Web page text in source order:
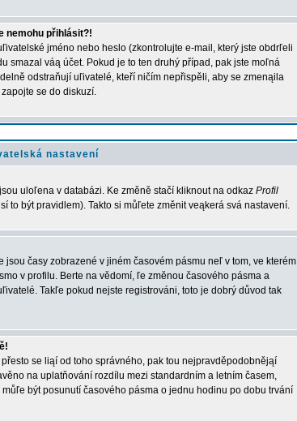
nemohu přihlásit?!
jméno nebo heslo (zkontrolujte e-mail, který jste obdrľeli
smazal váą účet. Pokud je to ten druhý případ, pak jste moľná
odstraňují uľivatelé, kteří ničím nepřispěli, aby se zmenąila
se do diskuzí.
nastavení
uloľena v databázi. Ke změně stačí kliknout na odkaz Profil
to být pravidlem). Takto si můľete změnit veąkerá svá nastavení.
časy zobrazené v jiném časovém pásmu neľ v tom, ve kterém
v profilu. Berte na vědomí, ľe změnou časového pásma a
Takľe pokud nejste registrováni, toto je dobrý důvod tak
se liąí od toho správného, pak tou nejpravděpodobnějąí
na uplatňování rozdílu mezi standardním a letním časem,
být posunutí časového pásma o jednu hodinu po dobu trvání